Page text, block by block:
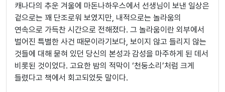
캐나다의 추운 겨울에 마돈나하우스에서 선생님이 보낸 일상은
겉으로는 꽤 단조로워 보였지만, 내적으로는 놀라움의
연속으로 가득찬 시간으로 전해졌다. 그 놀라움이란 외부에서
벌어진 특별한 사건 때문이라기보다, 보이지 않고 들리지 않는
것들에 대해 묻혀 있던 당신의 본성과 감성을 마주하게 된 데서
비롯된 것이었다. 고요한 밤의 적막이 ‘천둥소리’처럼 크게
들렸다고 책에서 회고되었듯 말이다.